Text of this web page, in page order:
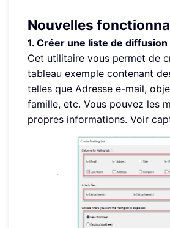
Nouvelles
1. Créer une liste de diffusion
Cet utilitaire vous permet de
tableau exemple contenant
telles que Adresse e-mail,
famille, etc. Vous pouvez les
propres informations. Voir